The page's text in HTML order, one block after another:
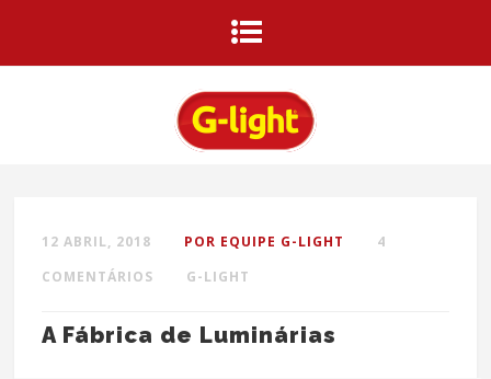
12 ABRIL, 2018 POR EQUIPE G-LIGHT
4
COMENTÁRIOS
G-LIGHT
A Fábrica de Luminárias